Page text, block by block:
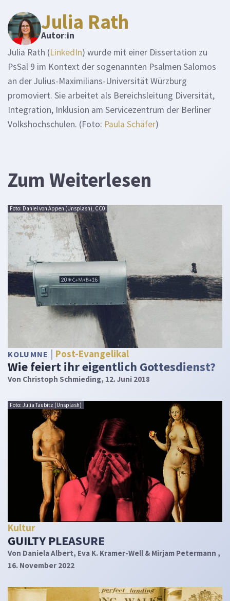
Julia Rath
Autor:in
Julia Rath (LinkedIn) wurde mit einer Dissertation zu
PsSal 9 im Kontext der sogenannten Psalmen Salomos
an der Julius-Maximilians-Universität Würzburg
promoviert. Sie arbeitet als Bereichsleitung Diversität,
Integration, Inklusion am Servicezentrum der Berliner
Volkshochschulen. (Foto: Paula Schäfer)
Zum Weiterlesen
Foto: Daniel von Appen (Unsplash), CC0
KOLUMNE Post-Evangelikal
Wie feiert ihr eigentlich Gottesdienst?
Von Christoph Schmieding, 12. Juni 2018
Foto: Julia Taubitz (Unsplash)
Kultur
GUILTY PLEASURE
Von Daniela Albert, Eva K. Kramer-Well & Mirjam Petermann ,
16. November 2022